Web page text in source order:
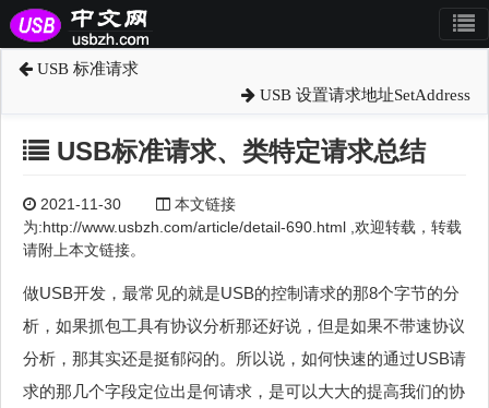
USB 标准请求
USB 设置请求地址SetAddress
USB标准请求、类特定请求总结
2021-11-30
本文链接
为:http://www.usbzh.com/article/detail-690.html ,欢迎转载，转载
请附上本文链接。
做USB开发，最常见的就是USB的控制请求的那8个字节的分
析，如果抓包工具有协议分析那还好说，但是如果不带速协议
分析，那其实还是挺郁闷的。所以说，如何快速的通过USB请
求的那几个字段定位出是何请求，是可以大大的提高我们的协